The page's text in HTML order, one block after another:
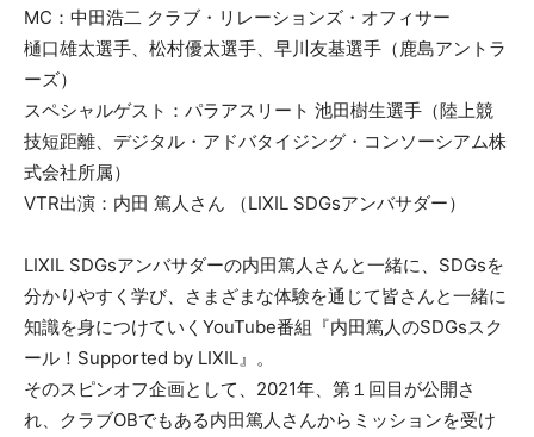
MC：中田浩二 クラブ・リレーションズ・オフィサー
樋口雄太選手、松村優太選手、早川友基選手（鹿島アントラ
ーズ）
スペシャルゲスト：パラアスリート 池田樹生選手（陸上競
技短距離、デジタル・アドバタイジング・コンソーシアム株
式会社所属）
VTR出演：内田 篤人さん （LIXIL SDGsアンバサダー）
LIXIL SDGsアンバサダーの内田篤人さんと一緒に、SDGsを
分かりやすく学び、さまざまな体験を通じて皆さんと一緒に
知識を身につけていくYouTube番組『内田篤人のSDGsスク
ール！Supported by LIXIL』。
そのスピンオフ企画として、2021年、第１回目が公開さ
れ、クラブOBでもある内田篤人さんからミッションを受け